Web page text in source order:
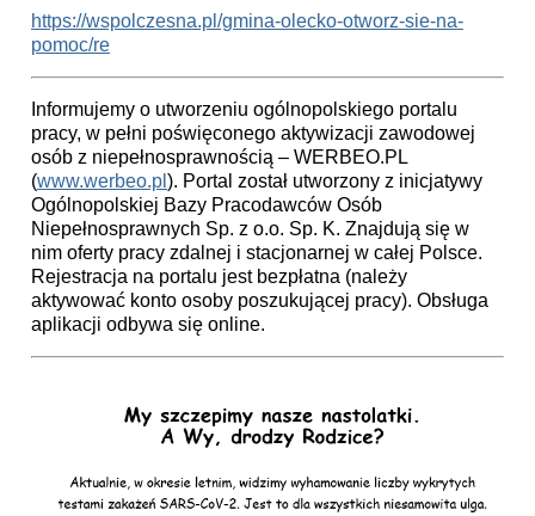
https://wspolczesna.pl/gmina-olecko-otworz-sie-na-
pomoc/re
Informujemy o utworzeniu ogólnopolskiego portalu
pracy, w pełni poświęconego aktywizacji zawodowej
osób z niepełnosprawnością – WERBEO.PL
(www.werbeo.pl ). Portal został utworzony z inicjatywy
Ogólnopolskiej Bazy Pracodawców Osób
Niepełnosprawnych Sp. z o.o. Sp. K. Znajdują się w
nim oferty pracy zdalnej i stacjonarnej w całej Polsce.
Rejestracja na portalu jest bezpłatna (należy
aktywować konto osoby poszukującej pracy). Obsługa
aplikacji odbywa się online.